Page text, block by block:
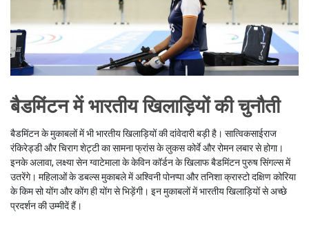
बैडमिंटन में भारतीय खिलाड़ियों की चुनौती
बैडमिंटन के मुकाबलों में भी भारतीय खिलाड़ियों की दांवेदारी बड़ी है। सात्विकसाईराज
रंकिरेड्डी और चिराग शेट्टी का सामना फ्रांस के लुकस कोर्वे और रोमन लबार से होगा।
इनके अलावा, लक्ष्या सेन ग्वाटेमाला के केविन कॉर्डन के खिलाफ बैडमिंटन पुरुष सिंगल्स में
उतरेंगे। महिलाओं के डबल्स मुकाबले में अश्विनी पोनप्पा और तनिशा क्रास्टो दक्षिण कोरिया
के किम सो योंग और कोंग ही योंग से भिड़ेंगी। इन मुकाबलों में भारतीय खिलाड़ियों से अच्छे
प्रदर्शन की उम्मीदें हैं।